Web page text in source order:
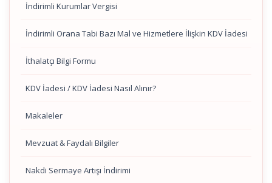
İndirimli Kurumlar Vergisi
İndirimli Orana Tabi Bazı Mal ve Hizmetlere İlişkin KDV İadesi
İthalatçı Bilgi Formu
KDV İadesi / KDV İadesi Nasıl Alınır?
Makaleler
Mevzuat & Faydalı Bilgiler
Nakdi Sermaye Artışı İndirimi